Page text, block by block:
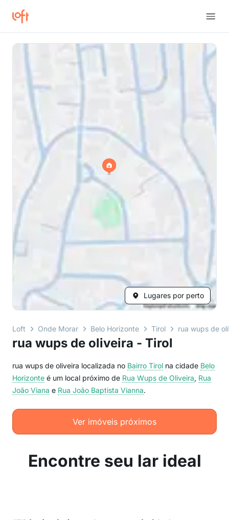
Lugares por perto
Loft Onde Morar Belo Horizonte Tirol rua wups de
rua wups de oliveira - Tirol
rua wups de oliveira localizada no Bairro Tirol na cidade Belo
Horizonte é um local próximo de Rua Wups de Oliveira, Rua
João Viana e Rua João Baptista Vianna.
Ver imóveis próximos
Encontre seu lar ideal